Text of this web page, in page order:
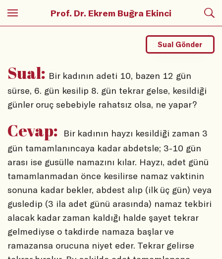
Prof. Dr. Ekrem Buğra Ekinci
Sual: Bir kadının adeti 10, bazen 12 gün
sürse, 6. gün kesilip 8. gün tekrar gelse, kesildiği
günler oruç sebebiyle rahatsız olsa, ne yapar?
Sual Gönder
Cevap:
Bir kadının hayzı kesildiği zaman 3
gün tamamlanıncaya kadar abdetsle; 3-10 gün
arası ise gusülle namazını kılar. Hayzı, adet günü
tamamlanmadan önce kesilirse namaz vaktinin
sonuna kadar bekler, abdest alıp (ilk üç gün) veya
gusledip (3 ila adet günü arasında) namaz tekbiri
alacak kadar zaman kaldığı halde şayet tekrar
gelmediyse o takdirde namaza başlar ve
ramazansa orucuna niyet eder. Tekrar gelirse